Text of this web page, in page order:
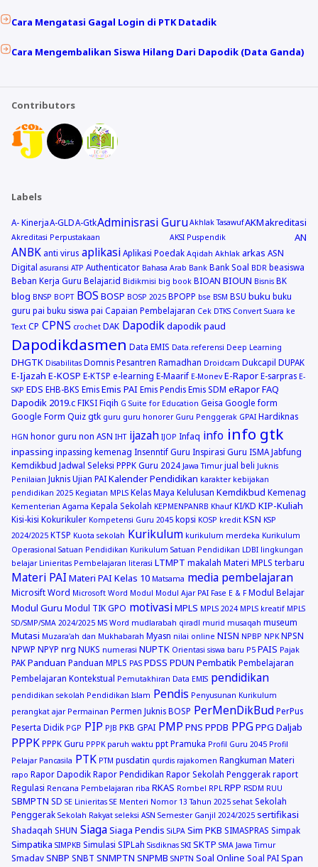
Cara Mengatasi Gagal Login di PTK Datadik
Cara Mengembalikan Siswa Hilang Dari Dapodik (Data Ganda)
Contributors
Labels
A- KinerjaA-GLDA-GtkAdminisrasi GuruAkhlak TasawufAKMakreditasi
Akreditasi Perpustakaan AKSI Puspendik AN
ANBK anti virus aplikasi Aplikasi Poedak Aqidah Akhlak arkas ASN
Digital asuransi ATP Authenticator Bahasa Arab Bank Bank Soal BDR beasiswa
Beban Kerja Guru Belajar.id Bidikmisi big book BIOAN BIOUN Bisnis BK
blog BNSP BOPT BOS BOSP BOSP 2025 BPOPP bse BSM BSU buku buku
guru pai buku siswa pai Capaian Pembelajaran Cek DTKS Convert Suara ke
Text CP CPNS crochet DAK Dapodikdapodik paud
Dapodikdasmen Data EMIS Data.referensi Deep Learning
DHGTK Disabilitas Domnis Pesantren Ramadhan Droidcam Dukcapil DUPAK
E-Ijazah E-KOSP E-KTSP e-learning E-Maarif E-Monev E-Rapor E-sarpras E-
SKP EDS EHB-BKS Emis Emis PAI Emis Pendis Emis SDM eRaporFAQ
Dapodik 2019.c FIKSI Fiqih G Suite for Education Geisa Google form
Google Form Quiz gtk guru guru honorer Guru Penggerak GPAI Hardiknas
HGN honor guru non ASN IHT ijazah IJOP Infaq info info gtk
inpassing inpassing kemenag Insenntif Guru Inspirasi Guru ISMA Jabfung
Kemdikbud Jadwal Seleksi PPPK Guru 2024 Jawa Timur jual beli Juknis
Penilaian Juknis Ujian PAI Kalender Pendidikan karakter kebijakan
pendidikan 2025 Kegiatan MPLS Kelas Maya Kelulusan Kemdikbud Kemenag
Kementerian Agama Kepala Sekolah KEPMENPANRB Khauf KI/KD KIP-Kuliah
Kisi-kisi Kokurikuler Kompetensi Guru 2045 kopsi KOSP kredit KSN KSP
2024/2025 KTSP Kuota sekolah Kurikulum kurikulum merdeka Kurikulum
Operasional Satuan Pendidikan Kurikulum Satuan Pendidikan LDBI lingkungan
belajar Linieritas Pembelajaran literasi LTMPT makalah Materi MPLS terbaru
Materi PAI Materi PAI Kelas 10 Matsama media pembelajaran
Microsift Word Microsoft Word Modul Modul Ajar PAI Fase E & F Modul Belajar
Modul Guru Modul TIK GPO motivasiMPLS MPLS 2024 MPLS kreatif MPLS
SD/SMP/SMA 2024/2025 MS Word mudlarabah qiradl murid musaqah museum
Mutasi Muzara'ah dan Mukhabarah Myasn nilai online NISN NPBP NPK NPSN
NPWP NPYP nrg NUKS numerasi NUPTK Orientasi siswa baru P5 PAIS Pajak
PAK Panduan Panduan MPLS PAS PDSS PDUN Pembatik Pembelajaran
Pembelajaran Kontekstual Pemutakhiran Data EMIS pendidikan
pendidikan sekolah Pendidikan Islam Pendis Penyusunan Kurikulum
perangkat ajar Permainan Permen Juknis BOSP PerMenDikBud PerPus
Peserta Didik PGP PIP PJB PKB GPAI PMP PNS PPDB PPGPPG Daljab
PPPK PPPK Guru PPPK paruh waktu ppt Pramuka Profil Guru 2045 Profil
Pelajar Pancasila PTK PTM pusdatin qurdis rajakomen Rangkuman Materi
rapo Rapor Dapodik Rapor Pendidikan Rapor Sekolah Penggerak raport
Regulasi Rencana Pembelajaran riba RKAS Rombel RPL RPP RSDM RUU
SBMPTN SD SE Linieritas SE Menteri Nomor 13 Tahun 2025 sehat Sekolah
Penggerak Sekolah Rakyat seleksi ASN Semester Ganjil 2024/2025 sertifikasi
Shadaqah SHUN SiagaSiaga Pendis SiLPA Sim PKB SIMASPRAS Simpak
Simpatika SIMPKB Simulasi SIPLah Sisdiknas SKI SKTP SMA Jawa Timur
Smadav SNBP SNBT SNMPTN SNPMB SNPTN Soal Online Soal PAI Span